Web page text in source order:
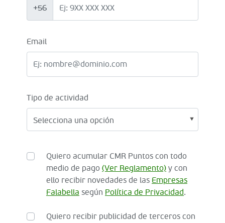
+56
Email
Tipo de actividad
Quiero acumular CMR Puntos con todo
medio de pago (Ver Reglamento) y con
ello recibir novedades de las Empresas
Falabella según Política de Privacidad.
Quiero recibir publicidad de terceros con